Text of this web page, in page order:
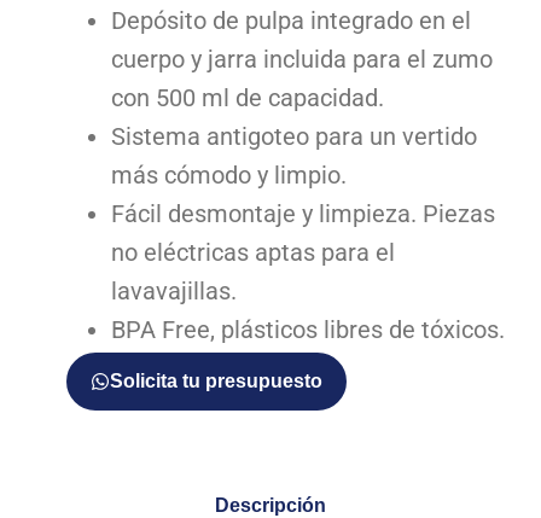
Depósito de pulpa integrado en el
cuerpo y jarra incluida para el zumo
con 500 ml de capacidad.
Sistema antigoteo para un vertido
más cómodo y limpio.
Fácil desmontaje y limpieza. Piezas
no eléctricas aptas para el
lavavajillas.
BPA Free, plásticos libres de tóxicos.
Solicita tu presupuesto
Descripción